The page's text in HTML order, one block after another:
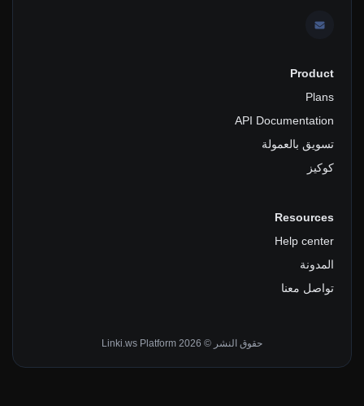
Product
Plans
API Documentation
تسويق بالعمولة
كوكيز
Resources
Help center
المدونة
تواصل معنا
حقوق النشر © 2026 Linki.ws Platform